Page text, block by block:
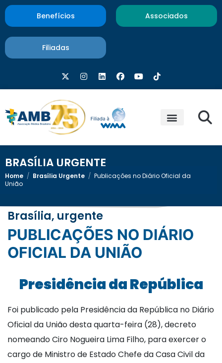
Benefícios Associados
Filiadas
BRASÍLIA URGENTE
Home / Brasília Urgente / Publicações no Diário Oficial da
União
Brasília, urgente
PUBLICAÇÕES NO DIÁRIO
OFICIAL DA UNIÃO
Presidência da República
Foi publicado pela Presidência da República no Diário
Oficial da União desta quarta-feira (28), decreto
nomeando Ciro Nogueira Lima Filho, para exercer o
cargo de Ministro de Estado Chefe da Casa Civil da